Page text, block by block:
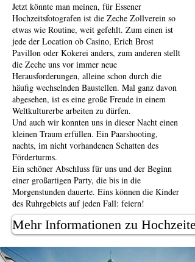
Jetzt könnte man meinen, für Essener
Hochzeitsfotografen ist die Zeche Zollverein so
etwas wie Routine, weit gefehlt. Zum einen ist
jede der Location ob Casino, Erich Brost
Pavillon oder Kokerei anders, zum anderen stellt
die Zeche uns vor immer neue
Herausforderungen, alleine schon durch die
häufig wechselnden Baustellen. Mal ganz davon
abgesehen, ist es eine große Freude in einem
Weltkulturerbe arbeiten zu dürfen.
Und auch wir konnten uns in dieser Nacht einen
kleinen Traum erfüllen. Ein Paarshooting,
nachts, im nicht vorhandenen Schatten des
Förderturms.
Ein schöner Abschluss für uns und der Beginn
einer großartigen Party, die bis in die
Morgenstunden dauerte. Eins können die Kinder
des Ruhrgebiets auf jeden Fall: feiern!
Mehr Informationen zu